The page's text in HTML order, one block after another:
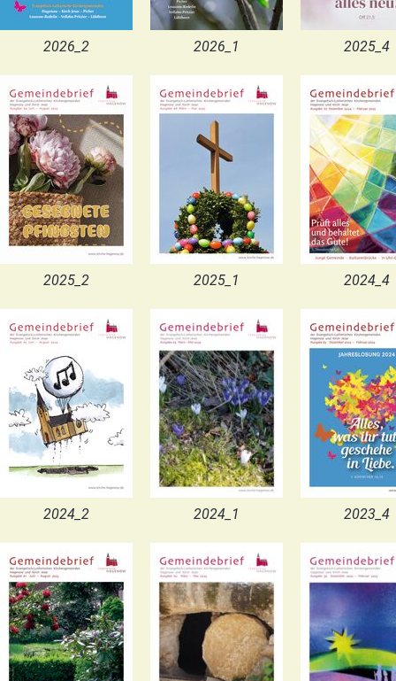
2026_2 2026_1 2025_4
2025_2 2025_1 2024_4
2024_2 2024_1 2023_4